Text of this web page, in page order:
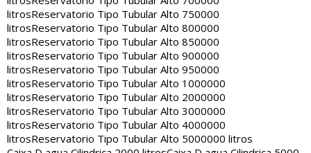
litrosReservatorio Tipo Tubular Alto 750000
litrosReservatorio Tipo Tubular Alto 800000
litrosReservatorio Tipo Tubular Alto 850000
litrosReservatorio Tipo Tubular Alto 900000
litrosReservatorio Tipo Tubular Alto 950000
litrosReservatorio Tipo Tubular Alto 1000000
litrosReservatorio Tipo Tubular Alto 2000000
litrosReservatorio Tipo Tubular Alto 3000000
litrosReservatorio Tipo Tubular Alto 4000000
litrosReservatorio Tipo Tubular Alto 5000000 litros